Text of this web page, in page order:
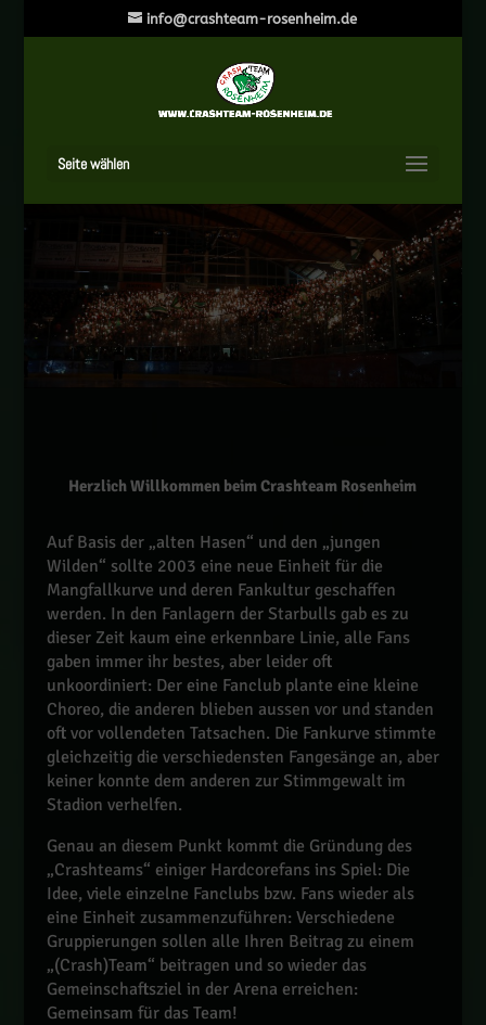
info@crashteam-rosenheim.de
Seite wählen
Herzlich Willkommen beim Crashteam Rosenheim
Auf Basis der „alten Hasen“ und den „jungen
Wilden“ sollte 2003 eine neue Einheit für die
Mangfallkurve und deren Fankultur geschaffen
werden. In den Fanlagern der Starbulls gab es zu
dieser Zeit kaum eine erkennbare Linie, alle Fans
gaben immer ihr bestes, aber leider oft
unkoordiniert: Der eine Fanclub plante eine kleine
Choreo, die anderen blieben aussen vor und standen
oft vor vollendeten Tatsachen. Die Fankurve stimmte
gleichzeitig die verschiedensten Fangesänge an, aber
keiner konnte dem anderen zur Stimmgewalt im
Stadion verhelfen.
Genau an diesem Punkt kommt die Gründung des
„Crashteams“ einiger Hardcorefans ins Spiel: Die
Idee, viele einzelne Fanclubs bzw. Fans wieder als
eine Einheit zusammenzuführen: Verschiedene
Gruppierungen sollen alle Ihren Beitrag zu einem
„(Crash)Team“ beitragen und so wieder das
Gemeinschaftsziel in der Arena erreichen:
Gemeinsam für das Team!